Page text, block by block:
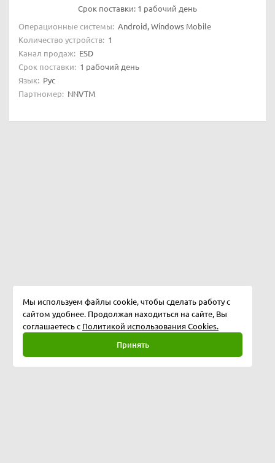
Срок поставки: 1 рабочий день
Операционные системы: Android, Windows Mobile
Количество устройств: 1
Канал продаж: ESD
Срок поставки: 1 рабочий день
Язык: Рус
Партномер: NNVTM
Мы используем файлы cookie, чтобы сделать работу с
сайтом удобнее. Продолжая находиться на сайте, Вы
соглашаетесь с Политикой использования Cookies.
Принять